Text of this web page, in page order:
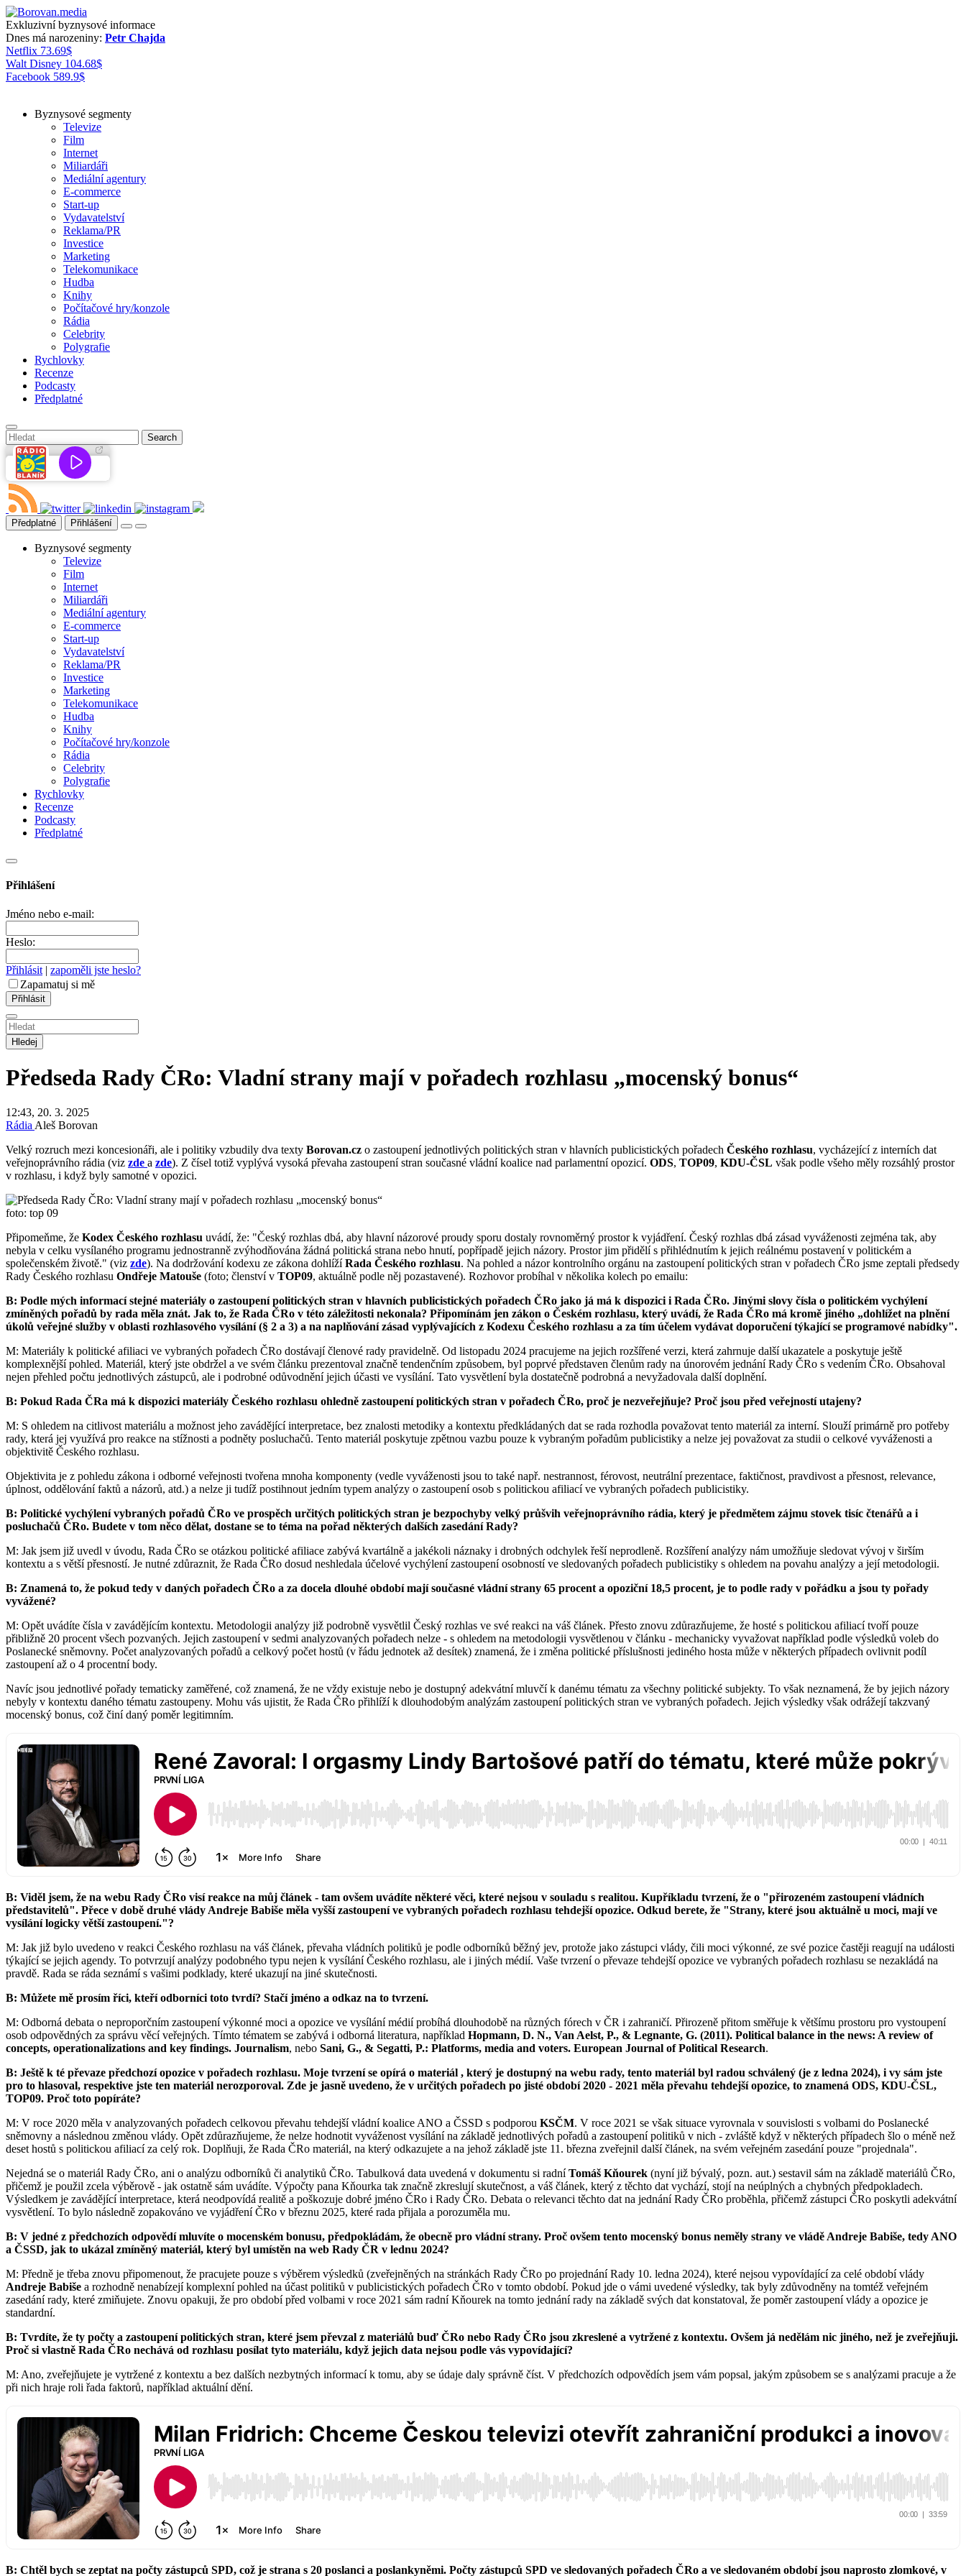
Exkluzivní byznysové informace
Dnes má narozeniny: Petr Chajda
Netflix 73.69$
Walt Disney 104.68$
Facebook 589.9$
Byznysové segmenty
Televize
Film
Internet
Miliardáři
Mediální agentury
E-commerce
Start-up
Vydavatelství
Reklama/PR
Investice
Marketing
Telekomunikace
Hudba
Knihy
Počítačové hry/konzole
Rádia
Celebrity
Polygrafie
Rychlovky
Recenze
Podcasty
Předplatné
Předplatné Přihlášení
Byznysové segmenty
Televize
Film
Internet
Miliardáři
Mediální agentury
E-commerce
Start-up
Vydavatelství
Reklama/PR
Investice
Marketing
Telekomunikace
Hudba
Knihy
Počítačové hry/konzole
Rádia
Celebrity
Polygrafie
Rychlovky
Recenze
Podcasty
Předplatné
Přihlášení
Jméno nebo e-mail:
Heslo:
Přihlásit | zapoměli jste heslo?
Zapamatuj si mě
Hledej
Předseda Rady ČRo: Vladní strany mají v pořadech rozhlasu „mocenský bonus“
12:43, 20. 3. 2025
RádiaAleš Borovan
Velký rozruch mezi koncesionáři, ale i politiky vzbudily dva texty Borovan.cz o zastoupení jednotlivých politických stran v hlavních publicistických pořadech Českého rozhlasu, vycházející z interních dat
veřejnoprávního rádia (viz zde a zde). Z čísel totiž vyplývá vysoká převaha zastoupení stran současné vládní koalice nad parlamentní opozicí. ODS, TOP09, KDU-ČSL však podle všeho měly rozsáhlý prostor
v rozhlasu, i když byly samotné v opozici.
foto: top 09
Připomeňme, že Kodex Českého rozhlasu uvádí, že: "Český rozhlas dbá, aby hlavní názorové proudy sporu dostaly rovnoměrný prostor k vyjádření. Český rozhlas dbá zásad vyváženosti zejména tak, aby
nebyla v celku vysílaného programu jednostranně zvýhodňována žádná politická strana nebo hnutí, popřípadě jejich názory. Prostor jim přidělí s přihlédnutím k jejich reálnému postavení v politickém a
společenském životě." (viz zde). Na dodržování kodexu ze zákona dohlížíRada Českého rozhlasu. Na pohled a názor kontrolního orgánu na zastoupení politických stran v pořadech ČRo jsme zeptali předsedy
Rady Českého rozhlasu Ondřeje Matouše (foto; členství v TOP09, aktuálně podle něj pozastavené). Rozhovor probíhal v několika kolech po emailu:
B: Podle mých informací stejné materiály o zastoupení politických stran v hlavních publicistických pořadech ČRo jako já má k dispozici i Rada ČRo. Jinými slovy čísla o politickém vychýlení
zmíněných pořadů by rada měla znát. Jak to, že Rada ČRo v této záležitosti nekonala? Připomínám jen zákon o Českém rozhlasu, který uvádí, že Rada ČRo má kromě jiného „dohlížet na plnění
úkolů veřejné služby v oblasti rozhlasového vysílání (§ 2 a 3) a na naplňování zásad vyplývajících z Kodexu Českého rozhlasu a za tím účelem vydávat doporučení týkající se programové nabídky".
M: Materiály k politické afiliaci ve vybraných pořadech ČRo dostávají členové rady pravidelně. Od listopadu 2024 pracujeme na jejich rozšířené verzi, která zahrnuje další ukazatele a poskytuje ještě
komplexnější pohled. Materiál, který jste obdržel a ve svém článku prezentoval značně tendenčním způsobem, byl poprvé představen členům rady na únorovém jednání Rady ČRo s vedením ČRo. Obsahoval
nejen přehled počtu jednotlivých zástupců, ale i podrobné odůvodnění jejich účasti ve vysílání. Tato vysvětlení byla dostatečně podrobná a nevyžadovala další doplnění.
B: Pokud Rada ČRa má k dispozici materiály Českého rozhlasu ohledně zastoupení politických stran v pořadech ČRo, proč je nezveřejňuje? Proč jsou před veřejností utajeny?
M: S ohledem na citlivost materiálu a možnost jeho zavádějící interpretace, bez znalosti metodiky a kontextu předkládaných dat se rada rozhodla považovat tento materiál za interní. Slouží primárně pro potřeby
rady, která jej využívá pro reakce na stížnosti a podněty posluchačů. Tento materiál poskytuje zpětnou vazbu pouze k vybraným pořadům publicistiky a nelze jej považovat za studii o celkové vyváženosti a
objektivitě Českého rozhlasu.
Objektivita je z pohledu zákona i odborné veřejnosti tvořena mnoha komponenty (vedle vyváženosti jsou to také např. nestrannost, férovost, neutrální prezentace, faktičnost, pravdivost a přesnost, relevance,
úplnost, oddělování faktů a názorů, atd.) a nelze ji tudíž postihnout jedním typem analýzy o zastoupení osob s politickou afiliací ve vybraných pořadech publicistiky.
B: Politické vychýlení vybraných pořadů ČRo ve prospěch určitých politických stran je bezpochyby velký průšvih veřejnoprávního rádia, který je předmětem zájmu stovek tisíc čtenářů a i
posluchačů ČRo. Budete v tom něco dělat, dostane se to téma na pořad některých dalších zasedání Rady?
M: Jak jsem již uvedl v úvodu, Rada ČRo se otázkou politické afiliace zabývá kvartálně a jakékoli náznaky i drobných odchylek řeší neprodleně. Rozšíření analýzy nám umožňuje sledovat vývoj v širším
kontextu a s větší přesností. Je nutné zdůraznit, že Rada ČRo dosud neshledala účelové vychýlení zastoupení osobností ve sledovaných pořadech publicistiky s ohledem na povahu analýzy a její metodologii.
B: Znamená to, že pokud tedy v daných pořadech ČRo a za docela dlouhé období mají současné vládní strany 65 procent a opoziční 18,5 procent, je to podle rady v pořádku a jsou ty pořady
vyvážené?
M: Opět uvádíte čísla v zavádějícím kontextu. Metodologii analýzy již podrobně vysvětlil Český rozhlas ve své reakci na váš článek. Přesto znovu zdůrazňujeme, že hosté s politickou afiliací tvoří pouze
přibližně 20 procent všech pozvaných. Jejich zastoupení v sedmi analyzovaných pořadech nelze - s ohledem na metodologii vysvětlenou v článku - mechanicky vyvažovat například podle výsledků voleb do
Poslanecké sněmovny. Počet analyzovaných pořadů a celkový počet hostů (v řádu jednotek až desítek) znamená, že i změna politické příslušnosti jediného hosta může v některých případech ovlivnit podíl
zastoupení až o 4 procentní body.
Navíc jsou jednotlivé pořady tematicky zaměřené, což znamená, že ne vždy existuje nebo je dostupný adekvátní mluvčí k danému tématu za všechny politické subjekty. To však neznamená, že by jejich názory
nebyly v kontextu daného tématu zastoupeny. Mohu vás ujistit, že Rada ČRo přihlíží k dlouhodobým analýzám zastoupení politických stran ve vybraných pořadech. Jejich výsledky však odrážejí takzvaný
mocenský bonus, což činí daný poměr legitimním.
B: Viděl jsem, že na webu Rady ČRo visí reakce na můj článek - tam ovšem uvádíte některé věci, které nejsou v souladu s realitou. Kupříkladu tvrzení, že o "přirozeném zastoupení vládních
představitelů". Přece v době druhé vlády Andreje Babiše měla vyšší zastoupení ve vybraných pořadech rozhlasu tehdejší opozice. Odkud berete, že "Strany, které jsou aktuálně u moci, mají ve
vysílání logicky větší zastoupení."?
M: Jak již bylo uvedeno v reakci Českého rozhlasu na váš článek, převaha vládních politiků je podle odborníků běžný jev, protože jako zástupci vlády, čili moci výkonné, ze své pozice častěji reagují na události
týkající se jejich agendy. To potvrzují analýzy podobného typu nejen k vysílání Českého rozhlasu, ale i jiných médií. Vaše tvrzení o převaze tehdejší opozice ve vybraných pořadech rozhlasu se nezakládá na
pravdě. Rada se ráda seznámí s vašimi podklady, které ukazují na jiné skutečnosti.
B: Můžete mě prosím říci, kteří odborníci toto tvrdí? Stačí jméno a odkaz na to tvrzení.
M: Odborná debata o neproporčním zastoupení výkonné moci a opozice ve vysílání médií probíhá dlouhodobě na různých fórech v ČR i zahraničí. Přirozeně přitom směřuje k většímu prostoru pro vystoupení
osob odpovědných za správu věcí veřejných. Tímto tématem se zabývá i odborná literatura, například Hopmann, D. N., Van Aelst, P., & Legnante, G. (2011). Political balance in the news: A review of
concepts, operationalizations and key findings. Journalism, nebo Sani, G., & Segatti, P.: Platforms, media and voters. European Journal of Political Research.
B: Ještě k té převaze předchozí opozice v pořadech rozhlasu. Moje tvrzení se opírá o materiál , který je dostupný na webu rady, tento materiál byl radou schválený (je z ledna 2024), i vy sám jste
pro to hlasoval, respektive jste ten materiál nerozporoval. Zde je jasně uvedeno, že v určitých pořadech po jisté období 2020 - 2021 měla převahu tehdejší opozice, to znamená ODS, KDU-ČSL,
TOP09. Proč toto popíráte?
M: V roce 2020 měla v analyzovaných pořadech celkovou převahu tehdejší vládní koalice ANO a ČSSD s podporou KSČM. V roce 2021 se však situace vyrovnala v souvislosti s volbami do Poslanecké
sněmovny a následnou změnou vlády. Opět zdůrazňujeme, že nelze hodnotit vyváženost vysílání na základě jednotlivých pořadů a zastoupení politiků v nich - zvláště když v některých případech šlo o méně než
deset hostů s politickou afiliací za celý rok. Doplňuji, že Rada ČRo materiál, na který odkazujete a na jehož základě jste 11. března zveřejnil další článek, na svém veřejném zasedání pouze "projednala".
Nejedná se o materiál Rady ČRo, ani o analýzu odborníků či analytiků ČRo. Tabulková data uvedená v dokumentu si radníTomáš Kňourek (nyní již bývalý, pozn. aut.) sestavil sám na základě materiálů ČRo,
přičemž je použil zcela výběrově - jak ostatně sám uvádíte. Výpočty pana Kňourka tak značně zkreslují skutečnost, a váš článek, který z těchto dat vychází, stojí na neúplných a chybných předpokladech.
Výsledkem je zavádějící interpretace, která neodpovídá realitě a poškozuje dobré jméno ČRo i Rady ČRo. Debata o relevanci těchto dat na jednání Rady ČRo proběhla, přičemž zástupci ČRo poskytli adekvátní
vysvětlení. To bylo následně zopakováno ve vyjádření ČRo v březnu 2025, které rada přijala a porozuměla mu.
B: V jedné z předchozích odpovědí mluvíte o mocenském bonusu, předpokládám, že obecně pro vládní strany. Proč ovšem tento mocenský bonus neměly strany ve vládě Andreje Babiše, tedy ANO
a ČSSD, jak to ukázal zmíněný materiál, který byl umístěn na web Rady ČR v lednu 2024?
M: Předně je třeba znovu připomenout, že pracujete pouze s výběrem výsledků (zveřejněných na stránkách Rady ČRo po projednání Rady 10. ledna 2024), které nejsou vypovídající za celé období vlády
Andreje Babiše a rozhodně nenabízejí komplexní pohled na účast politiků v publicistických pořadech ČRo v tomto období. Pokud jde o vámi uvedené výsledky, tak byly zdůvodněny na tomtéž veřejném
zasedání rady, které zmiňujete. Znovu opakuji, že pro období před volbami v roce 2021 sám radní Kňourek na tomto jednání rady na základě svých dat konstatoval, že poměr zastoupení vlády a opozice je
standardní.
B: Tvrdíte, že ty počty a zastoupení politických stran, které jsem převzal z materiálů buď ČRo nebo Rady ČRo jsou zkreslené a vytržené z kontextu. Ovšem já nedělám nic jiného, než je zveřejňuji.
Proč si vlastně Rada ČRo nechává od rozhlasu posílat tyto materiálu, když jejich data nejsou podle vás vypovídající?
M: Ano, zveřejňujete je vytržené z kontextu a bez dalších nezbytných informací k tomu, aby se údaje daly správně číst. V předchozích odpovědích jsem vám popsal, jakým způsobem se s analýzami pracuje a že
při nich hraje roli řada faktorů, například aktuální dění.
B: Chtěl bych se zeptat na počty zástupců SPD, což je strana s 20 poslanci a poslankyněmi. Počty zástupců SPD ve sledovaných pořadech ČRo a ve sledovaném období jsou naprosto zlomkové, v